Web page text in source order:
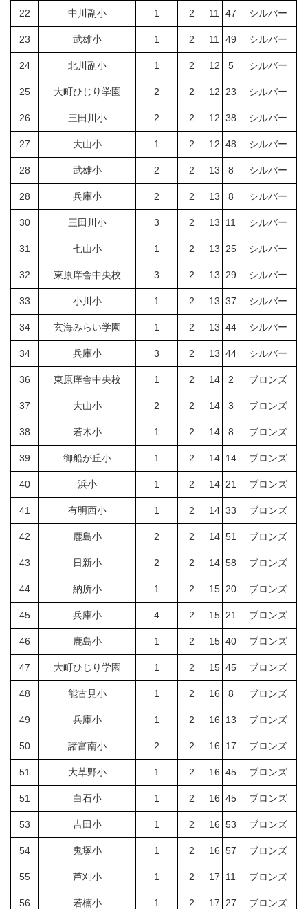
22 中川副小 1 2 11 47 シルバー
23 武雄小 1 2 11 49 シルバー
24 北川副小 1 2 12 5 シルバー
25 大町ひじり学園 2 2 12 23 シルバー
26 三田川小 2 2 12 38 シルバー
27 大山小 1 2 12 48 シルバー
28 武雄小 2 2 13 8 シルバー
28 兵庫小 2 2 13 8 シルバー
30 三田川小 3 2 13 11 シルバー
31 七山小 1 2 13 25 シルバー
32 東原庠舎中央校 3 2 13 29 シルバー
33 小川小 1 2 13 37 シルバー
34 玄海みらい学園 1 2 13 44 シルバー
34 兵庫小 3 2 13 44 シルバー
36 東原庠舎中央校 1 2 14 2 ブロンズ
37 大山小 2 2 14 3 ブロンズ
38 若木小 1 2 14 8 ブロンズ
39 御船が丘小 1 2 14 14 ブロンズ
40 浜小 1 2 14 21 ブロンズ
41 有明西小 1 2 14 33 ブロンズ
42 鹿島小 2 2 14 51 ブロンズ
43 日新小 2 2 14 58 ブロンズ
44 納所小 1 2 15 20 ブロンズ
45 兵庫小 4 2 15 21 ブロンズ
46 鹿島小 1 2 15 40 ブロンズ
47 大町ひじり学園 1 2 15 45 ブロンズ
48 能古見小 1 2 16 8 ブロンズ
49 兵庫小 1 2 16 13 ブロンズ
50 諸富南小 2 2 16 17 ブロンズ
51 大草野小 1 2 16 45 ブロンズ
51 白石小 1 2 16 45 ブロンズ
53 吉田小 1 2 16 53 ブロンズ
54 鬼塚小 1 2 16 57 ブロンズ
55 芦刈小 1 2 17 11 ブロンズ
56 若楠小 1 2 17 27 ブロンズ